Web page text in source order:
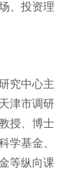
、投资理
究中心主
津市调研
授、博士
学基金、
等纵向课